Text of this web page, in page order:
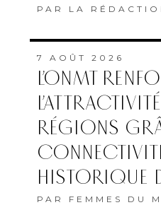
PAR LA
7 AOÛT 2026
L’ONMT
RÉGIONS
HISTORIQUE
PAR FEMMES DU